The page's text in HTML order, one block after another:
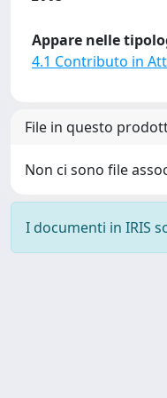
Appare nelle
4.1 Contributo in
File in questo
Non ci sono file
I documenti in IRIS